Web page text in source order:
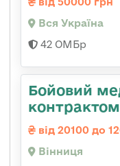
Вся Україна
42 ОМБр
Бойовий
від 20100 до
Вінниця